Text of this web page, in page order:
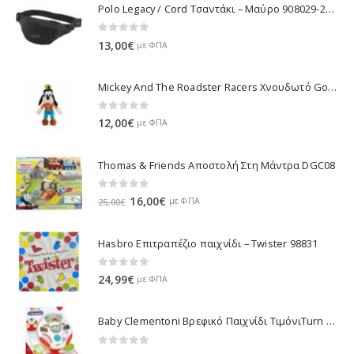
Polo Legacy / Cord Τσαντάκι – Μαύρο 908029-2000 2022
13,00€ με ΦΠΑ
Mickey And The Roadster Racers Χνουδωτό Goofy 25 εκ 1607-01691
0 out of 5
12,00€ με ΦΠΑ
Thomas & Friends Αποστολή Στη Μάντρα DGC08
out of 5
25,00€ Original
25,00€.
16,00€ Η
είναι:
με ΦΠΑ
Hasbro Επιτραπέζιο παιχνίδι – Twister 98831
0 out of 5
24,99€ με ΦΠΑ
Baby Clementoni Βρεφικό Παιχνίδι ΤιμόνιΤurn Αnd Drive Activity Wheel - 1000-17241